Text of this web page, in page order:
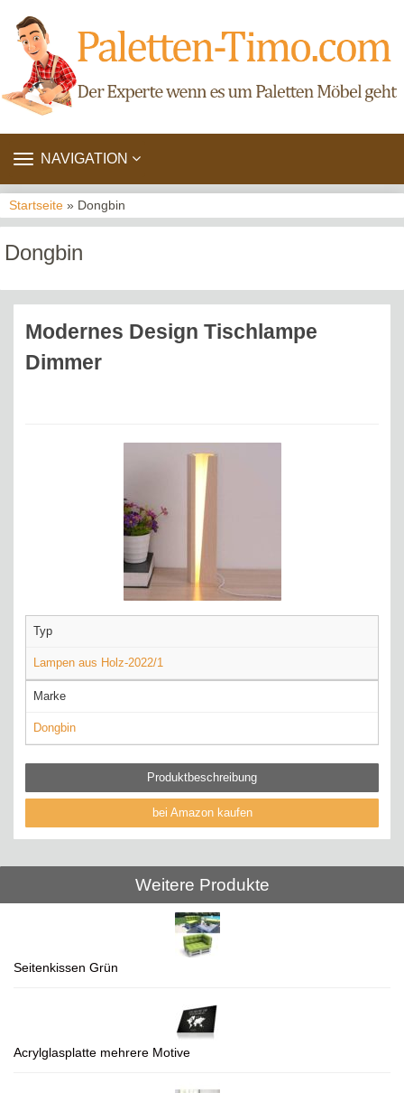
TOGGLE
NAVIGATION
Startseite » Dongbin
Dongbin
Modernes Design Tischlampe
Dimmer
Typ
Lampen aus Holz-2022/1
Marke
Dongbin
Produktbeschreibung
bei Amazon kaufen
Weitere Produkte
Seitenkissen Grün
Acrylglasplatte mehrere Motive